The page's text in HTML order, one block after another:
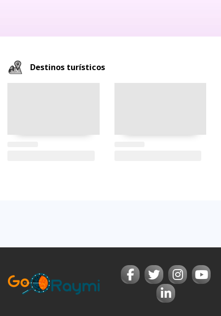
Destinos turísticos